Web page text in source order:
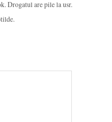
Drogatul are pile la usr.